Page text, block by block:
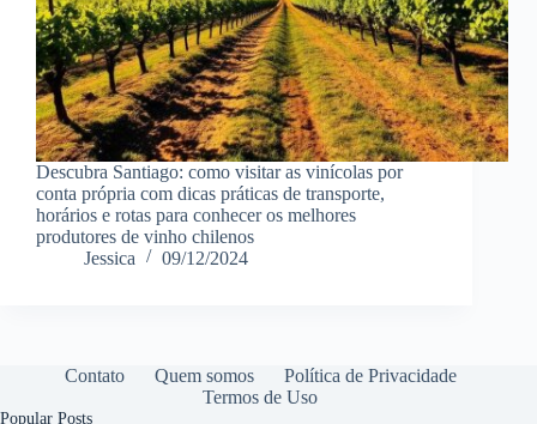
Descubra Santiago: como visitar as vinícolas por
conta própria com dicas práticas de transporte,
horários e rotas para conhecer os melhores
produtores de vinho chilenos
Jessica
09/12/2024
Contato Quem somos
Política de Privacidade
Termos de Uso
Popular Posts